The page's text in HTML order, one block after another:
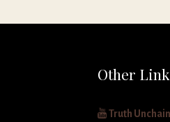
Other
Truth